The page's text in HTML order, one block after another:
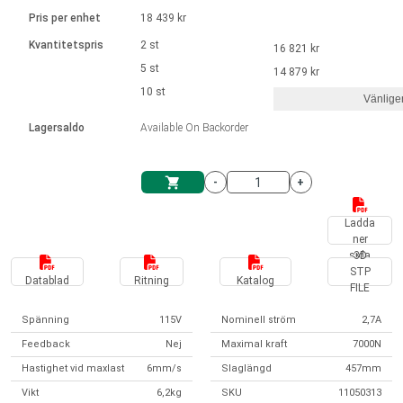
Enhetssystem
Solenoids
Ø 28-42| 1-1400 rpm | <= 290Ncm
Styrningar borstlösa DC motorer
Styrningar DC motorer
Drivsteg 2-6 A
Synkrona-Asynkrona | för 1-4 ställdon
Synkrona-Asynkrona | för 1-4 ställdon
Français (EUR)
Norsk (NOK)
Suomi (EUR)
Svenska (SEK)
Pris per enhet
Kvantitetspris
Lagersaldo
18 439 kr
2 st
5 st
10 st
Available On Backorder
16 821 kr
14 879 kr
- +
Ladda
ner
sida
Datablad
Ritning Katalog
3D
STP
FILE
Spänning 115V Nominell ström 2,7A
Feedback Nej Maximal kraft 7000N
Hastighet vid maxlast 6mm/s Slaglängd 457mm
Vikt 6,2kg SKU 11050313